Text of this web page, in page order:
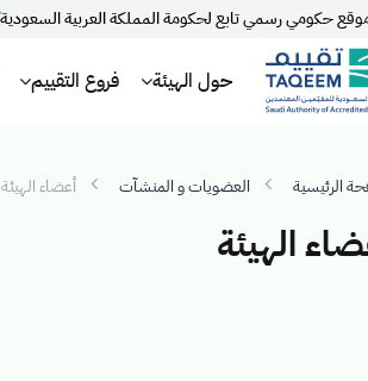
حكومي رسمي تابع لحكومة المملكة العربية السعودية
حول الهيئة فروع التقييم
الرئيسية العضويات و المنشآت أعضاء الهيئة
الهيئة